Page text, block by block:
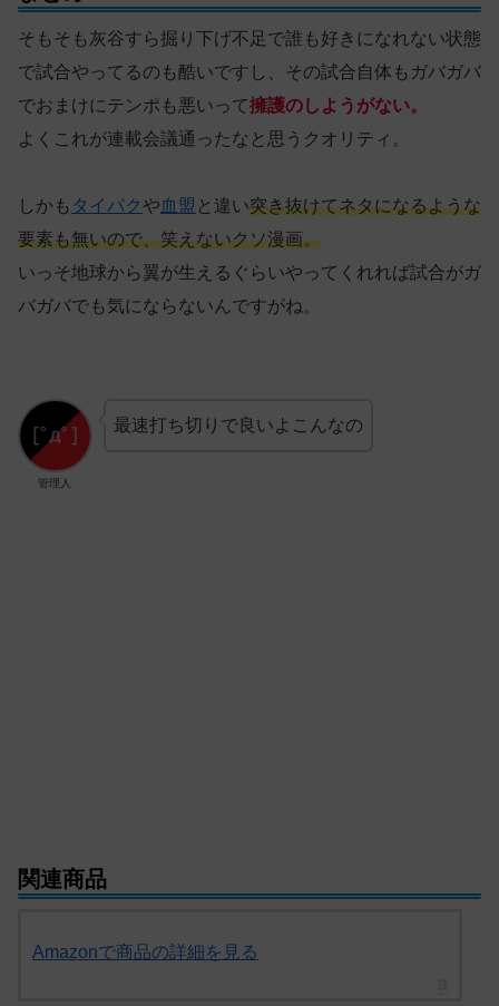
そもそも灰谷すら掘り下げ不足で誰も好きになれない状態
で試合やってるのも酷いですし、その試合自体もガバガバ
でおまけにテンポも悪いって擁護のしようがない。
よくこれが連載会議通ったなと思うクオリティ。
しかも タイパクや血盟 と違い突き抜けてネタになるような
要素も無いので、笑えないクソ漫画。
いっそ地球から翼が生えるぐらいやってくれれば試合がガ
バガバでも気にならないんですがね。
管理人
最速打ち切りで良いよこんなの
関連商品
Amazonで商品の詳細を見る